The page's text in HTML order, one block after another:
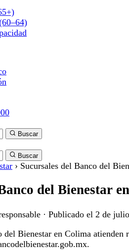
Buscar
Buscar
› Sucursales del Banco del
del Bienestar
· Publicado el 2 de
del Bienestar en Colima